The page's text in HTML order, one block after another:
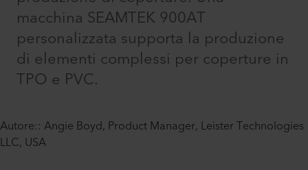
macchina SEAMTEK 900AT
personalizzata supporta la produzione
di elementi complessi per coperture in
TPO e PVC.
Autore:: Angie Boyd, Product Manager, Leister Technologies
LLC, USA